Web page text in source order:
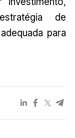
de
para